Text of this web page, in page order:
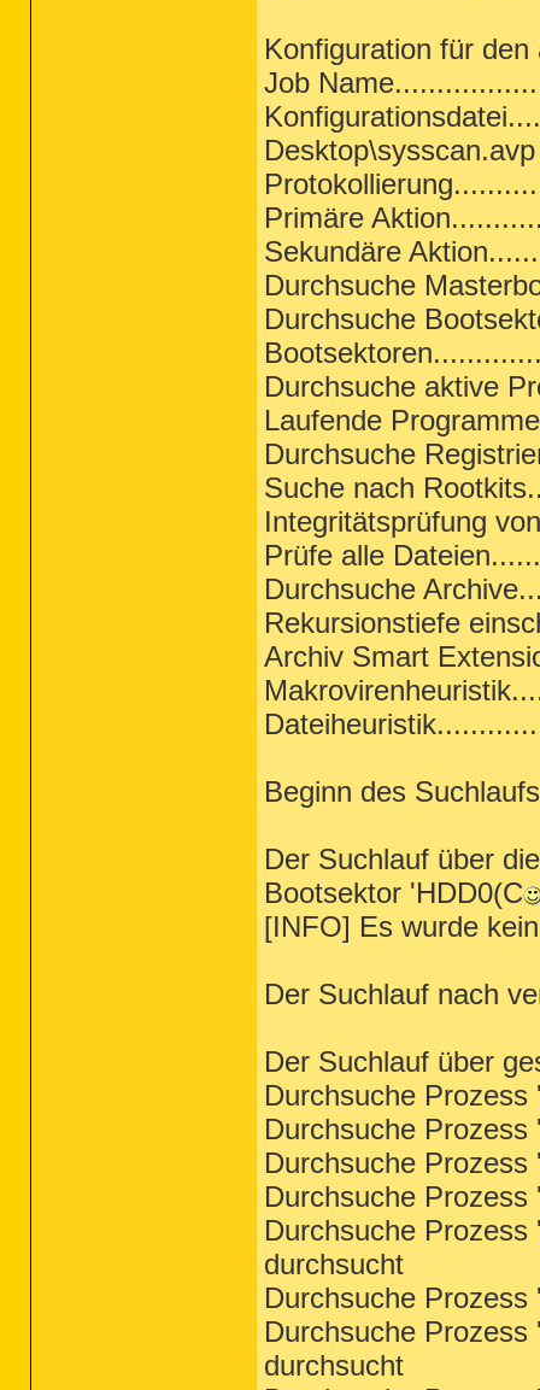
Konfiguration für
Job
Desktop\sysscan.avp
Primäre
Sekundäre
Durchsuche
Durchsuche
Durchsuche aktive
Laufende
Durchsuche
Suche nach
Integritätsprüfung
Prüfe alle
Durchsuche
Rekursionstiefe
Archiv Smart
Beginn des
Der Suchlauf über
Bootsektor 'HDD0(C
[INFO] Es wurde
Der Suchlauf nach
Der Suchlauf über
Durchsuche
Durchsuche
Durchsuche
Durchsuche
Durchsuche
durchsucht
Durchsuche
Durchsuche
durchsucht